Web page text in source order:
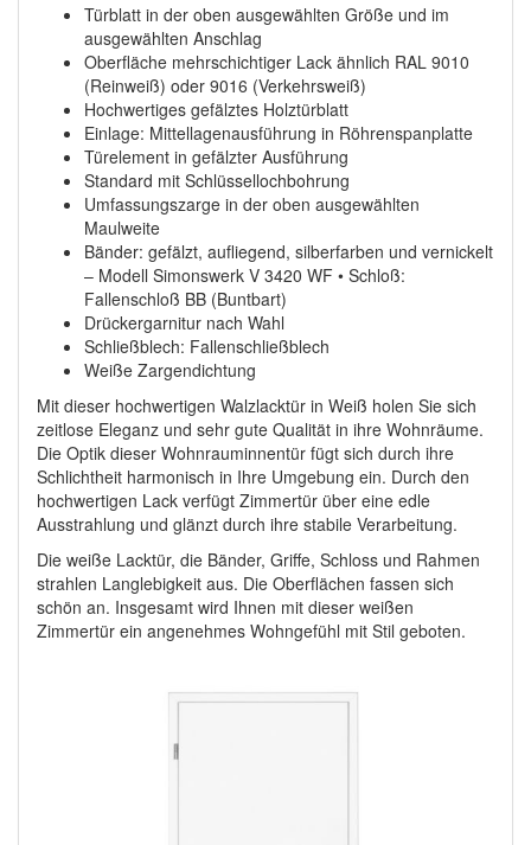
Türblatt in der oben ausgewählten Größe und im
ausgewählten Anschlag
Oberfläche mehrschichtiger Lack ähnlich RAL 9010
(Reinweiß) oder 9016 (Verkehrsweiß)
Hochwertiges gefälztes Holztürblatt
Einlage: Mittellagenausführung in Röhrenspanplatte
Türelement in gefälzter Ausführung
Standard mit Schlüssellochbohrung
Umfassungszarge in der oben ausgewählten
Maulweite
Bänder: gefälzt, aufliegend, silberfarben und vernickelt
– Modell Simonswerk V 3420 WF • Schloß:
Fallenschloß BB (Buntbart)
Drückergarnitur nach Wahl
Schließblech: Fallenschließblech
Weiße Zargendichtung
Mit dieser hochwertigen Walzlacktür in Weiß holen Sie sich
zeitlose Eleganz und sehr gute Qualität in ihre Wohnräume.
Die Optik dieser Wohnrauminnentür fügt sich durch ihre
Schlichtheit harmonisch in Ihre Umgebung ein. Durch den
hochwertigen Lack verfügt Zimmertür über eine edle
Ausstrahlung und glänzt durch ihre stabile Verarbeitung.
Die weiße Lacktür, die Bänder, Griffe, Schloss und Rahmen
strahlen Langlebigkeit aus. Die Oberflächen fassen sich
schön an. Insgesamt wird Ihnen mit dieser weißen
Zimmertür ein angenehmes Wohngefühl mit Stil geboten.